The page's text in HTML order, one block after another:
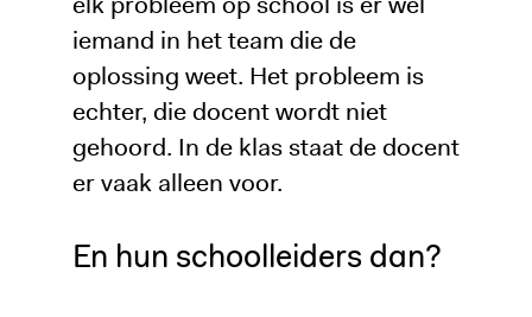
iemand in het team die de
oplossing weet. Het probleem is
echter, die docent wordt niet
gehoord. In de klas staat de docent
er vaak alleen voor.
En hun schoolleiders dan?